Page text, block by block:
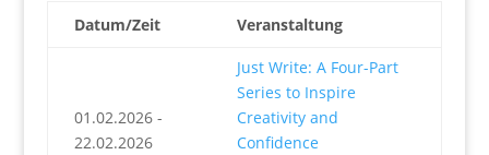
Datum/Zeit Veranstaltung
01.02.2026 -
22.02.2026
Just Write: A Four-Part
Series to Inspire
Creativity and
Confidence